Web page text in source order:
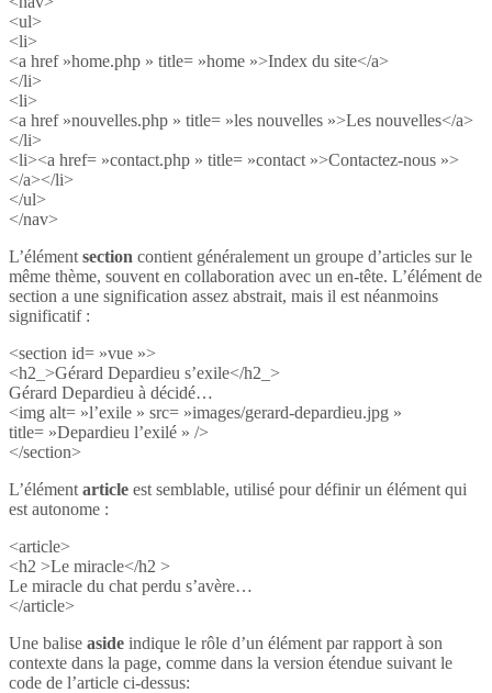
<ul>
<li>
<a href »home.php » title= »home »>Index du site</a>
</li>
<li>
<a href »nouvelles.php » title= »les nouvelles »>Les nouvelles</a>
</li>
<li><a href= »contact.php » title= »contact »>Contactez-nous »>
</a></li>
</ul>
</nav>
L’élément section contient généralement un groupe d’articles sur le
même thème, souvent en collaboration avec un en-tête. L’élément de
section a une signification assez abstrait, mais il est néanmoins
significatif :
<section id= »vue »>
<h2_>Gérard Depardieu s’exile</h2_>
Gérard Depardieu à décidé…
<img alt= »l’exile » src= »images/gerard-depardieu.jpg »
title= »Depardieu l’exilé » />
</section>
L’élément article est semblable, utilisé pour définir un élément qui
est autonome :
<article>
<h2 >Le miracle</h2 >
Le miracle du chat perdu s’avère…
</article>
Une balise aside indique le rôle d’un élément par rapport à son
contexte dans la page, comme dans la version étendue suivant le
code de l’article ci-dessus: